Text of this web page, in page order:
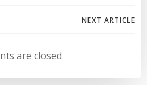
Navegación
de
NEXT ARTICLE
are closed